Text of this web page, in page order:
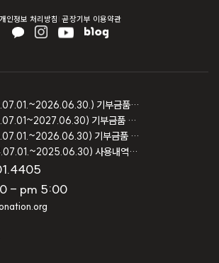
개인정보 처리방침 곧장기부 이용약관
- pm 5:00
곧장기부 제5기(2025.07.01.~2026.06.30.) 기부금품 모집결과 보고
곧장기부 제6기(2026.07.01~2027.06.30) 기부금품 모집등록 보고
곧장기부 제5기(2025.07.01.~2026.06.30) 기부금품 모집등록 보고
곧장기부 제4기 (2024.07.01.~2025.06.30) 사용내역 및 회계감사 보고